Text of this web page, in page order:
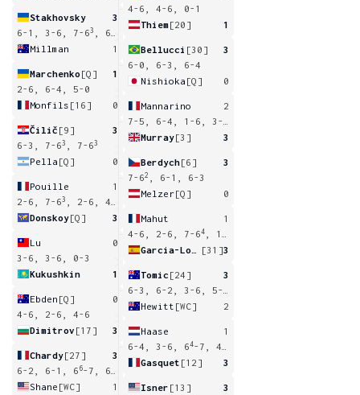
Stakhovsky
3
6-1, 3-6, 7-63
, 6-4
Millman
1
Marchenko [Q]
1
2-6, 6-4, 5-0
Monfils [16] 0
Čilič [9]
3
6-3, 7-63 , 7-63
Pella [Q] 0
Pouille
1
2-6, 7-63
, 2-6, 4-6
Donskoy[Q] 3
Lu
0
3-6, 3-6, 0-3
Kukushkin
1
Ebden [Q]
0
4-6, 2-6, 4-6
Dimitrov [17] 3
Chardy[27]
3
6-2, 6-1, 6 6-7, 6-2
Shane [WC] 1
4-6, 4-6, 0-1
Thiem[20] 1
Bellucci [30]
3
6-0, 6-3, 6-4
Nishioka [Q] 0
Mannarino
2
Murray[3] 3
Berdych[6]
3
7-62
, 6-1, 6-3
Melzer[Q] 0
Mahut
1
4-6, 2-6, 7-64
, 1-6
[31]3
Tomic [24]
3
Hewitt [WC] 2
Haase
1
6-4, 3-6, 64-7, 4-6
Gasquet [12] 3
Isner [13]
3